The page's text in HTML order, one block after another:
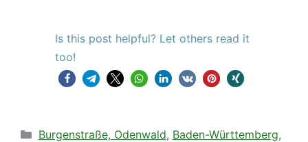
Is this post helpful? Let others read it
too!
Kategorien
Burgenstraße, Odenwald, Baden-Württemberg,